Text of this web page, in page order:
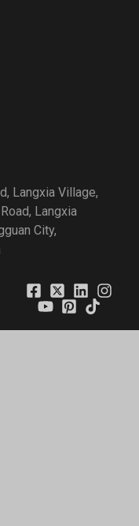
Langxia Village,
Langxia
City,